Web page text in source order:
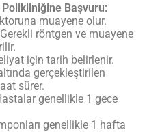
Başvuru:
muayene olur.
Gerekli röntgen ve muayene
için tarih belirlenir.
gerçekleştirilen
sürer.
genellikle 1 gece
genellikle 1 hafta